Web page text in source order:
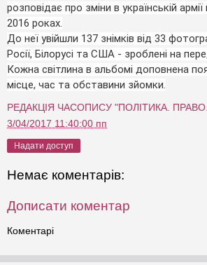
розповідає про зміни в українській
2016 роках.
До неї увійшли 137 знімків від 33
Росії, Білорусі та США - зроблені на
Кожна світлина в альбомі доповнена
місце, час та обставини зйомки.
РЕДАКЦІЯ ЧАСОПИСУ "ПОЛІТИКА.
3/04/2017 11:40:00 пп
Надати доступ
Немає коментарів:
Дописати коментар
Коментарі